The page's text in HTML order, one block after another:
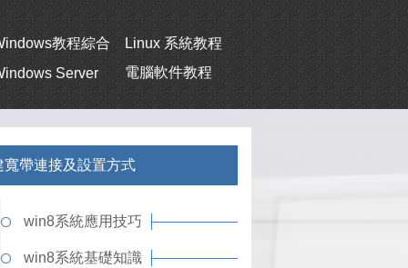
教程綜合
Linux 系統教程
Server
電腦軟件教程
帶連接及設置方式
win8系統應用技巧
win8系統基礎知識